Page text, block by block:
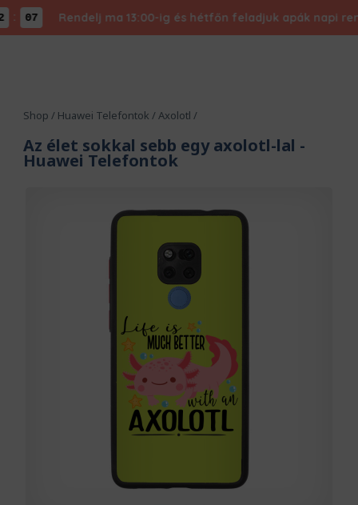
06 Rendelj ma 13:00-ig és hétfőn feladjuk apák napi
Shop / Huawei Telefontok /Axolotl /
Az élet sokkal sebb egy axolotl-lal -
Huawei Telefontok